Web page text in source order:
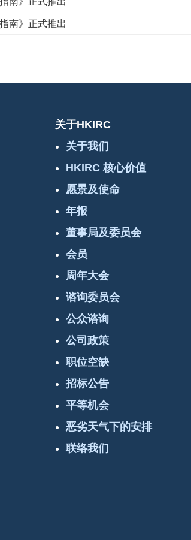
南》正式推出
关于HKIRC
关于我们
HKIRC 核心价值
愿景及使命
年报
董事局及委员会
会员
周年大会
谘询委员会
公众谘询
公司政策
职位空缺
招标公告
平等机会
恶劣天气下的安排
联络我们